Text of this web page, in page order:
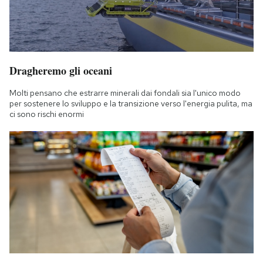
Dragheremo gli oceani
Molti pensano che estrarre minerali dai fondali sia l'unico modo
per sostenere lo sviluppo e la transizione verso l'energia pulita, ma
ci sono rischi enormi